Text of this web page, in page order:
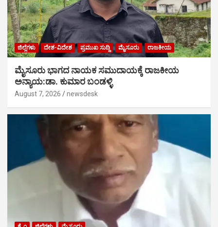
ಜಿಲ್ಲೆಗಳು ದೇಶ-ವಿದೇಶ ಪ್ರಮುಖ ಸುದ್ದಿ ಮೈಸೂರು ರಾಜಕೀಯ
ಮೈಸೂರು ಭಾಗದ ನಾಯಕ ಸಮುದಾಯಕ್ಕೆ ರಾಜಕೀಯ
ಅನ್ಯಾಯ:ಡಾ. ಕುಮಾರ ಬಂಡಳ್ಳಿ
August 7, 2026 newsdesk